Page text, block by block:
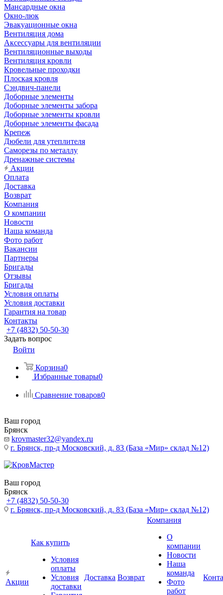
Мансардные окна
Окно-люк
Эвакуационные окна
Вентиляция дома
Аксессуары для вентиляции
Вентиляционные выходы
Вентиляция кровли
Кровельные проходки
Плоская кровля
Сэндвич-панели
Доборные элементы
Доборные элементы забора
Доборные элементы кровли
Доборные элементы фасада
Крепеж
Дюбели для утеплителя
Саморезы по металлу
Дренажные системы
Акции
Оплата
Доставка
Возврат
Компания
О компании
Новости
Наша команда
Фото работ
Вакансии
Партнеры
Бригады
Отзывы
Бригады
Условия оплаты
Условия доставки
Гарантия на товар
Контакты
+7 (4832) 50-50-30
Задать вопрос
Войти
Корзина0
Избранные товары0
Сравнение товаров0
Ваш город
Брянск
krovmaster32@yandex.ru
г. Брянск, пр-д Московский, д. 83 (База «Мир» склад №12)
Ваш город
Брянск
+7 (4832) 50-50-30
г. Брянск, пр-д Московский, д. 83 (База «Мир» склад №12)
Акции
Как купить
Условия
оплаты
Условия
доставки
Доставка Возврат
Компания
О
компании
Новости
Наша
команда
Фото
работ